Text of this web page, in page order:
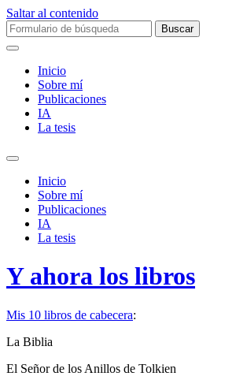
Saltar al contenido
Buscar:
Inicio
Sobre mí­
Publicaciones
IA
La tesis
Alternar
campo
búsqueda
Inicio
Sobre mí­
Publicaciones
IA
La tesis
Y ahora los libros
Mis 10 libros de cabecera:
La Biblia
El Señor de los Anillos de Tolkien